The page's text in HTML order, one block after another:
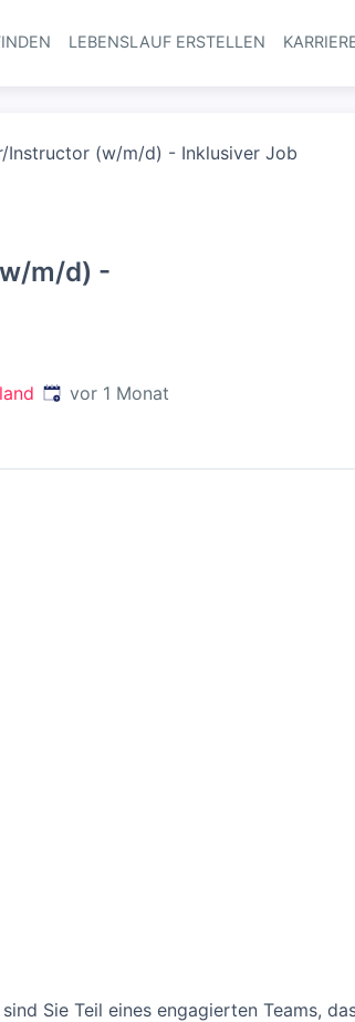
Haupt-
LEBENSLAUF ERSTELLEN
Instructor (w/m/d) - Inklusiver Job
m/d) -
Veröffentlicht:
vor 1 Monat
Sie Teil eines engagierten Teams,